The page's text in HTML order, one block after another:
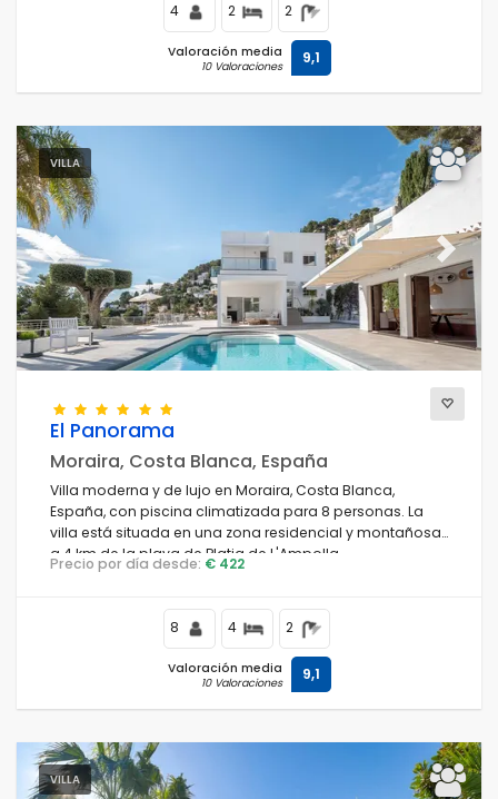
4 2 2
Valoración media
10 Valoraciones 9,1
VILLA
Previous Next
El Panorama
Moraira, Costa Blanca, España
Villa moderna y de lujo en Moraira, Costa Blanca,
España, con piscina climatizada para 8 personas. La
villa está situada en una zona residencial y montañosa,
a 4 km de la playa de Platja de L'Ampolla.
Precio por día desde: € 422
8 4 2
Valoración media
10 Valoraciones 9,1
VILLA